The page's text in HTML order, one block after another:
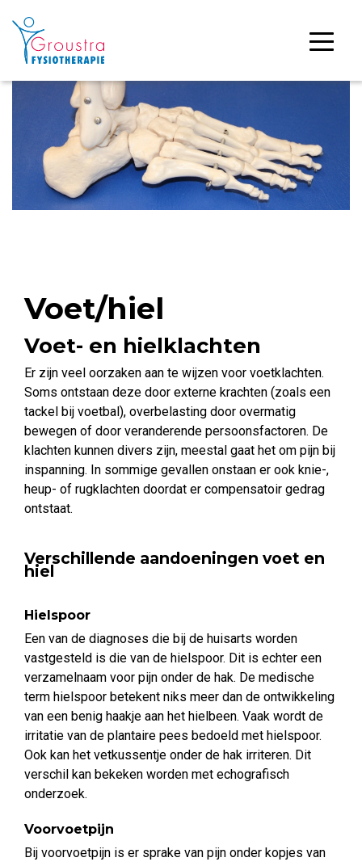
Voet/hiel
Voet- en hielklachten
Er zijn veel oorzaken aan te wijzen voor voetklachten.
Soms ontstaan deze door externe krachten (zoals een
tackel bij voetbal), overbelasting door overmatig
bewegen of door veranderende persoonsfactoren. De
klachten kunnen divers zijn, meestal gaat het om pijn bij
inspanning. In sommige gevallen onstaan er ook knie-,
heup- of rugklachten doordat er compensatoir gedrag
ontstaat.
Verschillende aandoeningen voet en
hiel
Hielspoor
Een van de diagnoses die bij de huisarts worden
vastgesteld is die van de hielspoor. Dit is echter een
verzamelnaam voor pijn onder de hak. De medische
term hielspoor betekent niks meer dan de ontwikkeling
van een benig haakje aan het hielbeen. Vaak wordt de
irritatie van de plantaire pees bedoeld met hielspoor.
Ook kan het vetkussentje onder de hak irriteren. Dit
verschil kan bekeken worden met echografisch
onderzoek.
Voorvoetpijn
Bij voorvoetpijn is er sprake van pijn onder kopjes van